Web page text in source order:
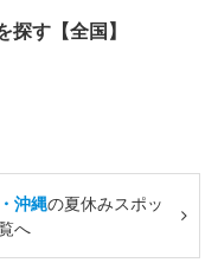
す【全国】
沖縄の夏休みスポッ
へ